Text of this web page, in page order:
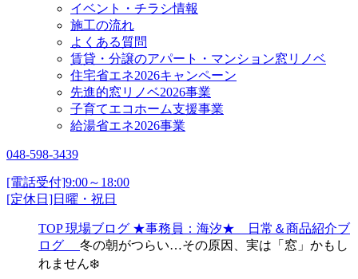
イベント・チラシ情報
施工の流れ
よくある質問
賃貸・分譲のアパート・マンション窓リノベ
住宅省エネ2026キャンペーン
先進的窓リノベ2026事業
子育てエコホーム支援事業
給湯省エネ2026事業
048-598-3439
[電話受付]9:00～18:00
[定休日]日曜・祝日
TOP 現場ブログ ★事務員：海汐★ 日常＆商品紹介ブ
ログ
冬の朝がつらい…その原因、実は「窓」かもし
れません❄️